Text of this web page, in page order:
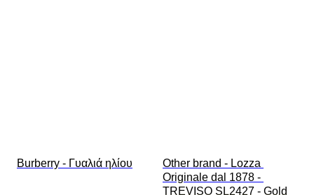
Burberry - Γυαλιά ηλίου
Other brand - Lozza
Originale dal 1878 -
TREVISO SL2427 - Gold